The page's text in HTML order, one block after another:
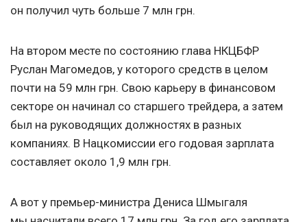
он получил чуть больше 7 млн грн.
На втором месте по состоянию глава НКЦБФР
Руслан Магомедов, у которого средств в целом
почти на 59 млн грн. Свою карьеру в финансовом
секторе он начинал со старшего трейдера, а затем
был на руководящих должностях в разных
компаниях. В Нацкомиссии его годовая зарплата
составляет около 1,9 млн грн.
А вот у премьер-министра Дениса Шмыгаля